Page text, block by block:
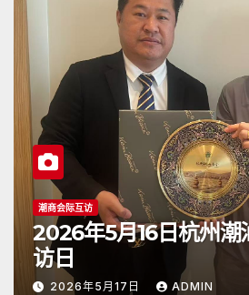
公告
2026年4月26日《潮
达日本
2026年4月26日 ADMIN